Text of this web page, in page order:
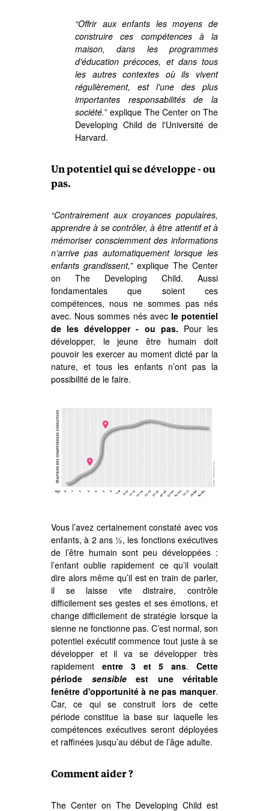
“Offrir aux enfants les moyens de
construire ces compétences à la
maison, dans les programmes
d’éducation précoces, et dans tous
les autres contextes où ils vivent
régulièrement, est l'une des plus
importantes responsabilités de la
société.” explique The Center on The
Developing Child de l'Université de
Harvard.
Un potentiel qui se développe - ou
pas.
“Contrairement aux croyances populaires,
apprendre à se contrôler, à être attentif et à
mémoriser consciemment des informations
n’arrive pas automatiquement lorsque les
enfants grandissent,” explique The Center
on The Developing Child. Aussi
fondamentales que soient ces
compétences, nous ne sommes pas nés
avec. Nous sommes nés avecle potentiel
de les développer - ou pas. Pour les
développer, le jeune être humain doit
pouvoir les exercer au moment dicté par la
nature, et tous les enfants n’ont pas la
possibilité de le faire.
Vous l’avez certainement constaté avec vos
enfants, à 2 ans ½, les fonctions exécutives
de l’être humain sont peu développées :
l’enfant oublie rapidement ce qu’il voulait
dire alors même qu’il est en train de parler,
il se laisse vite distraire, contrôle
difficilement ses gestes et ses émotions, et
change difficilement de stratégie lorsque la
sienne ne fonctionne pas. C’est normal, son
potentiel exécutif commence tout juste à se
développer et il va se développer très
rapidement entre 3 et 5 ans.Cette
période sensibleest une véritable
fenêtre d'opportunité à ne pas manquer.
Car, ce qui se construit lors de cette
période constitue la base sur laquelle les
compétences exécutives seront déployées
et raffinées jusqu’au début de l’âge adulte.
Comment aider ?
The Center on The Developing Child est